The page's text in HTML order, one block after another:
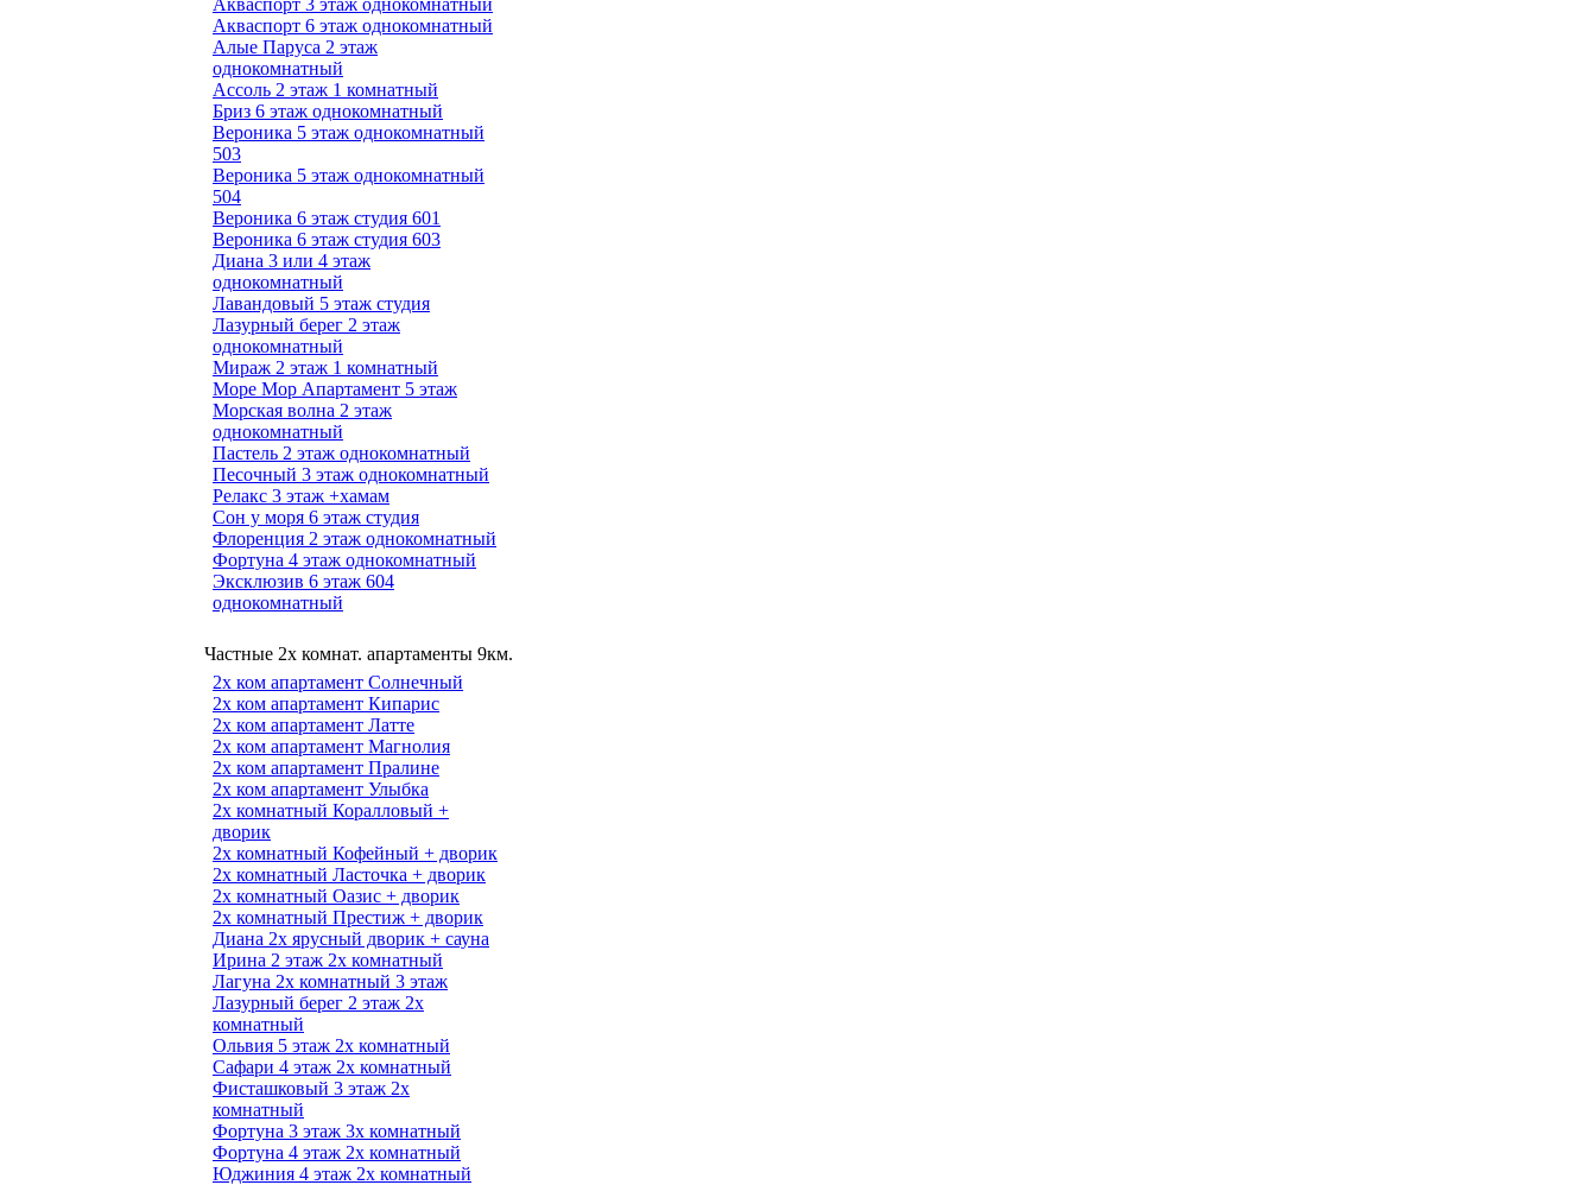
Акваспорт 3 этаж однокомнатный
Акваспорт 6 этаж однокомнатный
Алые Паруса 2 этаж
однокомнатный
Ассоль 2 этаж 1 комнатный
Бриз 6 этаж однокомнатный
Вероника 5 этаж однокомнатный
503
Вероника 5 этаж однокомнатный
504
Вероника 6 этаж студия 601
Вероника 6 этаж студия 603
Диана 3 или 4 этаж
однокомнатный
Лавандовый 5 этаж студия
Лазурный берег 2 этаж
однокомнатный
Мираж 2 этаж 1 комнатный
Море Мор Апартамент 5 этаж
Морская волна 2 этаж
однокомнатный
Пастель 2 этаж однокомнатный
Песочный 3 этаж однокомнатный
Релакс 3 этаж +хамам
Сон у моря 6 этаж студия
Флоренция 2 этаж однокомнатный
Фортуна 4 этаж однокомнатный
Эксклюзив 6 этаж 604
однокомнатный
Частные 2х комнат. апартаменты 9км.
2х ком апартамент Солнечный
2х ком апартамент Кипарис
2х ком апартамент Латте
2х ком апартамент Магнолия
2х ком апартамент Пралине
2х ком апартамент Улыбка
2х комнатный Коралловый +
дворик
2х комнатный Кофейный + дворик
2х комнатный Ласточка + дворик
2х комнатный Оазис + дворик
2х комнатный Престиж + дворик
Диана 2х ярусный дворик + сауна
Ирина 2 этаж 2х комнатный
Лагуна 2х комнатный 3 этаж
Лазурный берег 2 этаж 2х
комнатный
Ольвия 5 этаж 2х комнатный
Сафари 4 этаж 2х комнатный
Фисташковый 3 этаж 2х
комнатный
Фортуна 3 этаж 3х комнатный
Фортуна 4 этаж 2х комнатный
Юджиния 4 этаж 2х комнатный